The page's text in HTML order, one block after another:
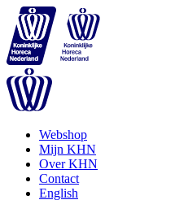
Webshop
Mijn KHN
Over KHN
Contact
English